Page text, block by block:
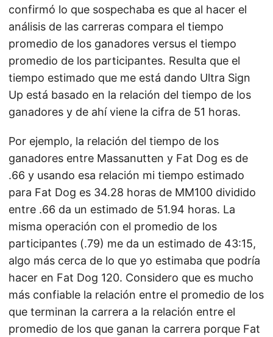
confirmó lo que sospechaba es que al hacer el
análisis de las carreras compara el tiempo
promedio de los ganadores versus el tiempo
promedio de los participantes. Resulta que el
tiempo estimado que me está dando Ultra Sign
Up está basado en la relación del tiempo de los
ganadores y de ahí viene la cifra de 51 horas.
Por ejemplo, la relación del tiempo de los
ganadores entre Massanutten y Fat Dog es de
.66 y usando esa relación mi tiempo estimado
para Fat Dog es 34.28 horas de MM100 dividido
entre .66 da un estimado de 51.94 horas. La
misma operación con el promedio de los
participantes (.79) me da un estimado de 43:15,
algo más cerca de lo que yo estimaba que podría
hacer en Fat Dog 120. Considero que es mucho
más confiable la relación entre el promedio de los
que terminan la carrera a la relación entre el
promedio de los que ganan la carrera porque Fat